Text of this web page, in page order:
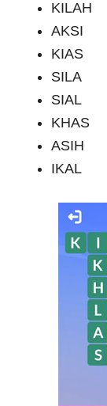
KILAH
AKSI
KIAS
SILA
SIAL
KHAS
ASIH
IKAL